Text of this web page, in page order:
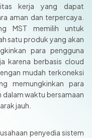
kerja yang dapat
aman dan terpercaya.
MST memilih untuk
satu produk yang akan
para pengguna
karena berbasis cloud
mudah terkoneksi
memungkinkan para
waktu bersamaan
jauh.
penyedia sistem